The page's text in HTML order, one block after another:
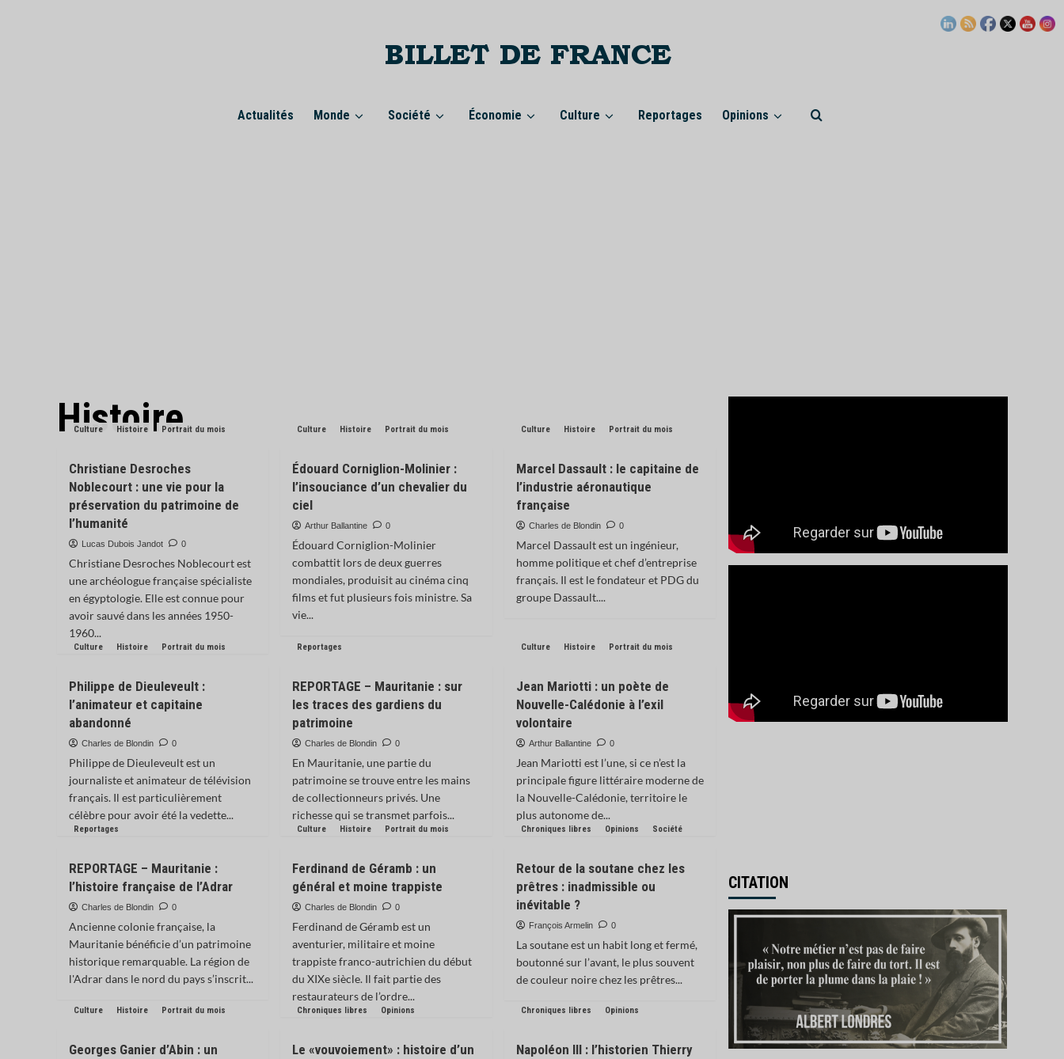
Actualités Monde Société Économie Culture Reportages Opinions
Histoire
Culture Histoire Portrait du mois
Christiane Desroches
Noblecourt : une vie pour la
préservation du patrimoine de
l’humanité
Lucas Dubois Jandot 0
Christiane Desroches Noblecourt est
une archéologue française spécialiste
en égyptologie. Elle est connue pour
avoir sauvé dans les années 1950-
1960...
Culture Histoire Portrait du mois
Édouard Corniglion-Molinier :
l’insouciance d’un chevalier du
ciel
Arthur Ballantine 0
Édouard Corniglion-Molinier
combattit lors de deux guerres
mondiales, produisit au cinéma cinq
films et fut plusieurs fois ministre. Sa
vie...
Culture Histoire Portrait du mois
Marcel Dassault : le capitaine de
l’industrie aéronautique
française
Charles de Blondin 0
Marcel Dassault est un ingénieur,
homme politique et chef d’entreprise
français. Il est le fondateur et PDG du
groupe Dassault....
Culture Histoire Portrait du mois
Philippe de Dieuleveult :
l’animateur et capitaine
abandonné
Charles de Blondin 0
Philippe de Dieuleveult est un
journaliste et animateur de télévision
français. Il est particulièrement
célèbre pour avoir été la vedette...
Reportages
REPORTAGE – Mauritanie : sur
les traces des gardiens du
patrimoine
Charles de Blondin 0
En Mauritanie, une partie du
patrimoine se trouve entre les mains
de collectionneurs privés. Une
richesse qui se transmet parfois...
Culture Histoire Portrait du mois
Jean Mariotti : un poète de
Nouvelle-Calédonie à l’exil
volontaire
Arthur Ballantine 0
Jean Mariotti est l’une, si ce n’est la
principale figure littéraire moderne de
la Nouvelle-Calédonie, territoire le
plus autonome de...
Reportages
REPORTAGE – Mauritanie :
l’histoire française de l’Adrar
Charles de Blondin 0
Ancienne colonie française, la
Mauritanie bénéficie d’un patrimoine
historique remarquable. La région de
l'Adrar dans le nord du pays s’inscrit...
Culture Histoire Portrait du mois
Ferdinand de Géramb : un
général et moine trappiste
Charles de Blondin 0
Ferdinand de Géramb est un
aventurier, militaire et moine
trappiste franco-autrichien du début
du XIXe siècle. Il fait partie des
restaurateurs de l’ordre...
Chroniques libres Opinions Société
Retour de la soutane chez les
prêtres : inadmissible ou
inévitable ?
François Armelin 0
La soutane est un habit long et fermé,
boutonné sur l’avant, le plus souvent
de couleur noire chez les prêtres...
Culture Histoire Portrait du mois
Georges Ganier d’Abin : un
Chroniques libres Opinions
Le «vouvoiement» : histoire d’un
Chroniques libres Opinions
Napoléon III : l’historien Thierry
CITATION